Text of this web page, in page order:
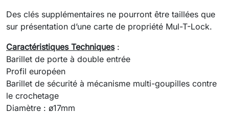
Des clés supplémentaires ne pourront être taillées que
sur présentation d’une carte de propriété Mul-T-Lock.
Caractéristiques Techniques:
Barillet de porte à double entrée
Profil européen
Barillet de sécurité à mécanisme multi-goupilles contre
le crochetage
Diamètre : ø17mm